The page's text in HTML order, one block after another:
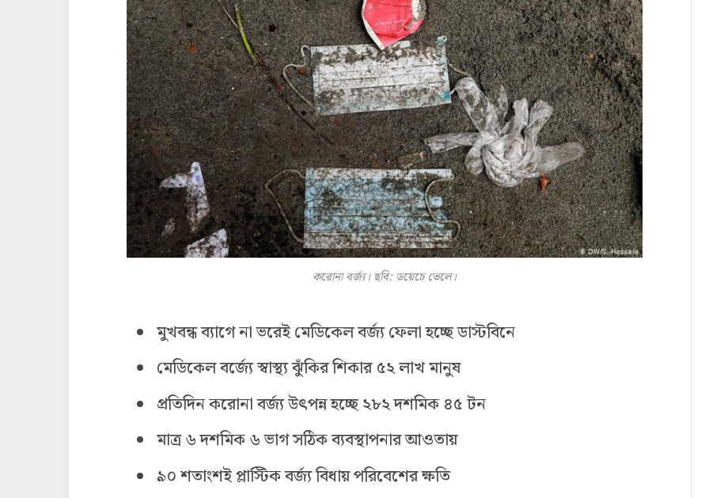
করোনা বর্জ্য। ছবি: ডয়েচে ভেলে।
মুখবন্ধ ব্যাগে না ভরেই মেডিকেল বর্জ্য ফেলা হচ্ছে ডাস্টবিনে
মেডিকেল বর্জ্যে স্বাস্থ্য ঝুঁকির শিকার ৫২ লাখ মানুষ
প্রতিদিন করোনা বর্জ্য উৎপন্ন হচ্ছে ২৮২ দশমিক ৪৫ টন
মাত্র ৬ দশমিক ৬ ভাগ সঠিক ব্যবস্থাপনার আওতায়
৯০ শতাংশই প্লাস্টিক বর্জ্য বিধায় পরিবেশের ক্ষতি